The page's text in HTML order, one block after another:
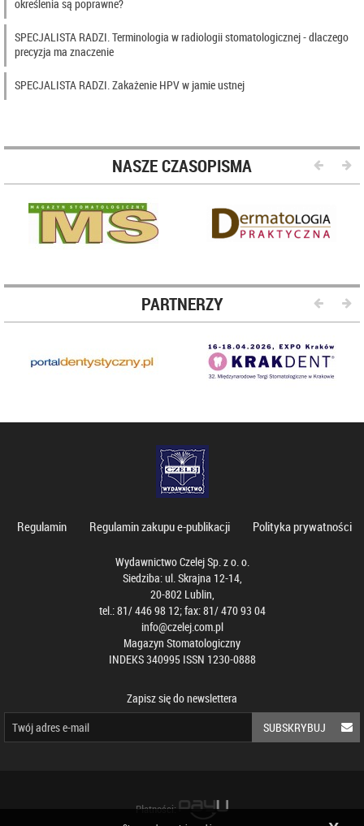
określenia są poprawne?
SPECJALISTA RADZI. Terminologia w radiologii stomatologicznej - dlaczego
precyzja ma znaczenie
SPECJALISTA RADZI. Zakażenie HPV w jamie ustnej
NASZE CZASOPISMA
PARTNERZY
Regulamin Regulamin zakupu e-publikacji Polityka prywatności
Wydawnictwo Czelej Sp. z o. o.
Siedziba: ul. Skrajna 12-14,
20-802 Lublin,
tel.: 81/ 446 98 12; fax: 81/ 470 93 04
info@czelej.com.pl
Magazyn Stomatologiczny
INDEKS 340995 ISSN 1230-0888
Zapisz się do newslettera
SUBSKRYBUJ
Płatności: